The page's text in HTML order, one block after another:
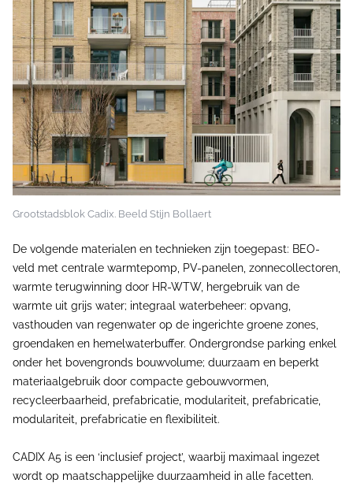
Grootstadsblok Cadix. Beeld Stijn Bollaert
De volgende materialen en technieken zijn toegepast: BEO-
veld met centrale warmtepomp, PV-panelen, zonnecollectoren,
warmte terugwinning door HR-WTW, hergebruik van de
warmte uit grijs water; integraal waterbeheer: opvang,
vasthouden van regenwater op de ingerichte groene zones,
groendaken en hemelwaterbuffer. Ondergrondse parking enkel
onder het bovengronds bouwvolume; duurzaam en beperkt
materiaalgebruik door compacte gebouwvormen,
recycleerbaarheid, prefabricatie, modulariteit, prefabricatie,
modulariteit, prefabricatie en flexibiliteit.
CADIX A5 is een ‘inclusief project’, waarbij maximaal ingezet
wordt op maatschappelijke duurzaamheid in alle facetten.